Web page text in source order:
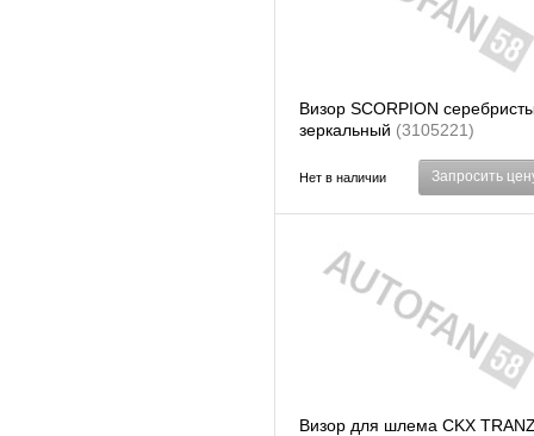
Визор SCORPION
зеркальный (3105221)
Нет в наличии Запросить
Визор для шлема CKX